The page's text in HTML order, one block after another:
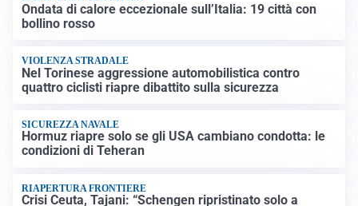
Ondata di calore eccezionale sull’Italia: 19 città con
bollino rosso
VIOLENZA STRADALE
Nel Torinese aggressione automobilistica contro
quattro ciclisti riapre dibattito sulla sicurezza
SICUREZZA NAVALE
Hormuz riapre solo se gli USA cambiano condotta: le
condizioni di Teheran
RIAPERTURA FRONTIERE
Crisi Ceuta, Tajani: “Schengen ripristinato solo a